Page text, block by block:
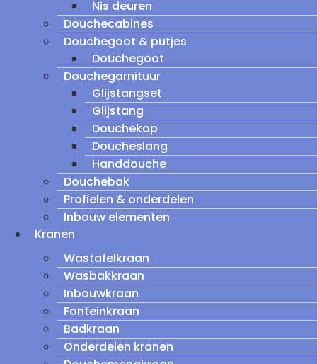
Nis deuren
Douchecabines
Douchegoot & putjes
Douchegoot
Douchegarnituur
Glijstangset
Glijstang
Douchekop
Doucheslang
Handdouche
Douchebak
Profielen & onderdelen
Inbouw elementen
Kranen
Wastafelkraan
Wasbakkraan
Inbouwkraan
Fonteinkraan
Badkraan
Onderdelen kranen